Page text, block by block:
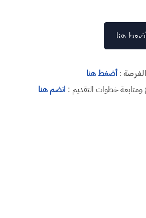
هنا
: أضغط هنا
خطوات التقديم : انضم هنا